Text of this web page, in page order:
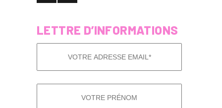
LETTRE D’INFORMATIONS